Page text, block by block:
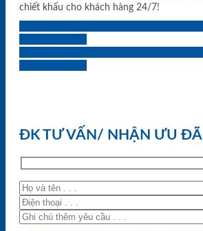
chiết khấu cho khách hàng 24/7!
ĐK TƯ VẤN/ NHẬN ƯU ĐÃI